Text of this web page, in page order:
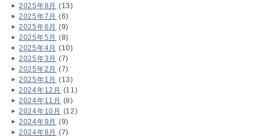
2025年8月 (13)
2025年7月 (6)
2025年6月 (9)
2025年5月 (8)
2025年4月 (10)
2025年3月 (7)
2025年2月 (7)
2025年1月 (13)
2024年12月 (11)
2024年11月 (8)
2024年10月 (12)
2024年9月 (9)
2024年8月 (7)